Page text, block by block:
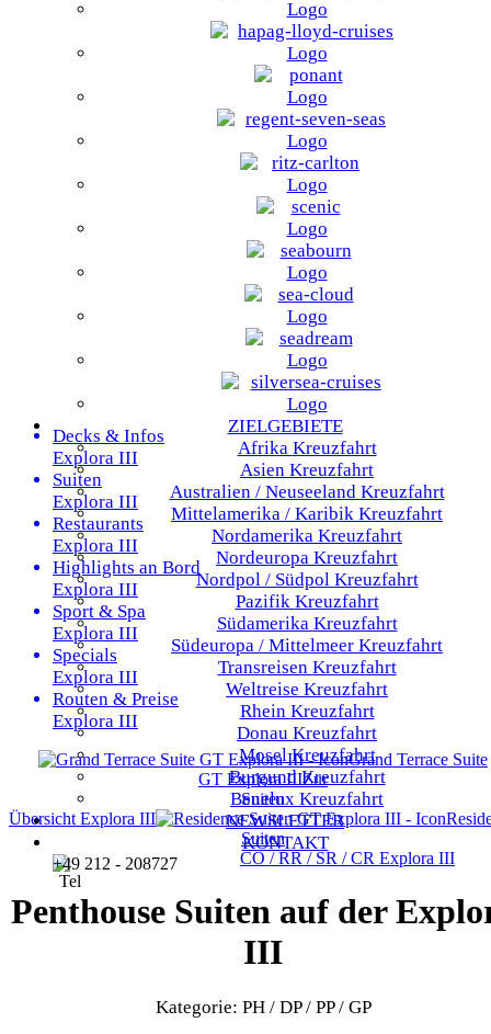
ZIELGEBIETE
Afrika Kreuzfahrt
Asien Kreuzfahrt
Australien / Neuseeland Kreuzfahrt
Mittelamerika / Karibik Kreuzfahrt
Nordamerika Kreuzfahrt
Nordeuropa Kreuzfahrt
Nordpol / Südpol Kreuzfahrt
Pazifik Kreuzfahrt
Südamerika Kreuzfahrt
Südeuropa / Mittelmeer Kreuzfahrt
Transreisen Kreuzfahrt
Weltreise Kreuzfahrt
Rhein Kreuzfahrt
Donau Kreuzfahrt
MoselKreuzfahrt
BurgundKreuzfahrt
Benelux Kreuzfahrt
NEWSLETTER
KONTAKT
+49 212 - 208727
Decks & Infos
Explora III
Suiten
Explora III
Restaurants
Explora III
Highlights an Bord
Explora III
Sport & Spa
Explora III
Specials
Explora III
Routen & Preise
Explora III
Grand Terrace Suite
GT Explora IIIZur
Suiten
Übersicht Explora III
Suiten
CO / RR / SR / CR Explora III
Penthouse Suiten auf der
III
Kategorie: PH / DP / PP / GP